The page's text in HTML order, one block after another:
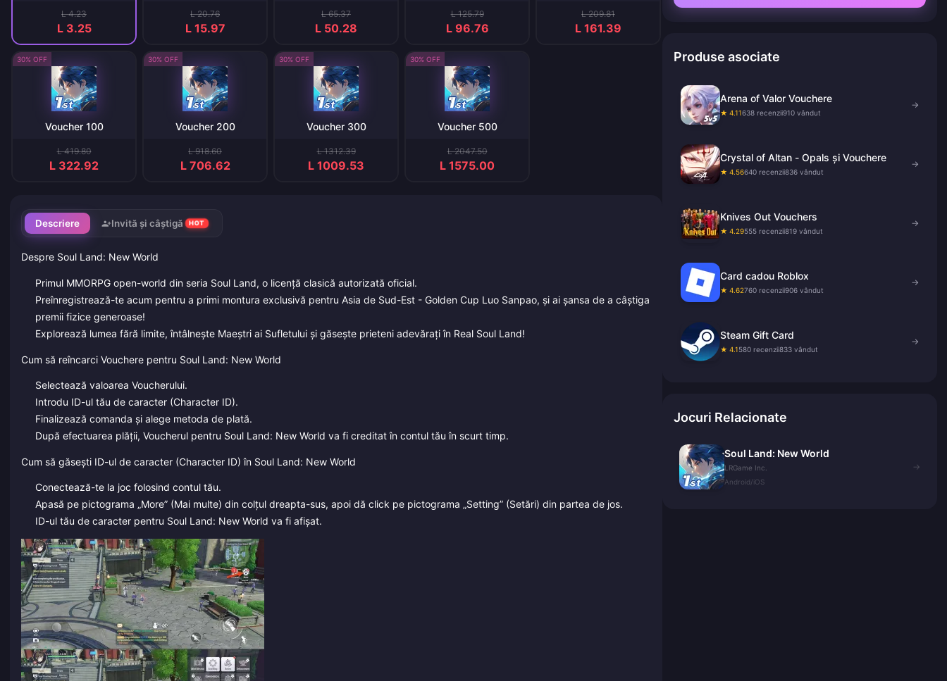
L 4.23
L 3.25
L 20.76
L 15.97
L 65.37
L 50.28
L 125.79
L 96.76
L 209.81
L 161.39
30% OFF
Voucher 100
L 419.80
L 322.92
30% OFF
Voucher 200
L 918.60
L 706.62
30% OFF
Voucher 300
L 1312.39
L 1009.53
30% OFF
Voucher 500
L 2047.50
L 1575.00
Descriere Invită și câștigă HOT
Despre Soul Land: New World
Primul MMORPG open-world din seria Soul Land, o licență clasică autorizată oficial.
Preînregistrează-te acum pentru a primi montura exclusivă pentru Asia de Sud-Est - Golden Cup Luo Sanpao, și ai șansa de a câștiga
premii fizice generoase!
Explorează lumea fără limite, întâlnește Maeștri ai Sufletului și găsește prieteni adevărați în Real Soul Land!
Cum să reîncarci Vouchere pentru Soul Land: New World
Selectează valoarea Voucherului.
Introdu ID-ul tău de caracter (Character ID).
Finalizează comanda și alege metoda de plată.
După efectuarea plății, Voucherul pentru Soul Land: New World va fi creditat în contul tău în scurt timp.
Cum să găsești ID-ul de caracter (Character ID) în Soul Land: New World
Conectează-te la joc folosind contul tău.
Apasă pe pictograma „More” (Mai multe) din colțul dreapta-sus, apoi dă click pe pictograma „Setting” (Setări) din partea de jos.
ID-ul tău de caracter pentru Soul Land: New World va fi afișat.
Produse asociate
Arena of Valor Vouchere
★ 4.11638 recenzii910 vândut
→
Crystal of Altan - Opals și Vouchere
★ 4.56640 recenzii836 vândut
→
Knives Out Vouchers
★ 4.29555 recenzii819 vândut
→
Card cadou Roblox
★ 4.62760 recenzii906 vândut
→
Steam Gift Card
★ 4.1580 recenzii833 vândut
→
Jocuri Relacionate
Soul Land: New World
LRGame Inc.
Android/iOS
→